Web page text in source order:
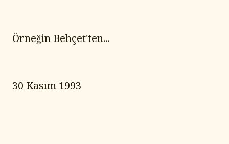
Örneğin Behçet'ten...
30 Kasım 1993